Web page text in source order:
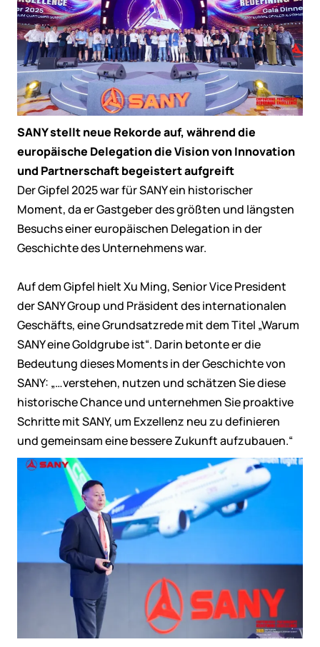
SANY stellt neue Rekorde auf, während die
europäische Delegation die Vision von Innovation
und Partnerschaft begeistert aufgreift
Der Gipfel 2025 war für SANY ein historischer
Moment, da er Gastgeber des größten und längsten
Besuchs einer europäischen Delegation in der
Geschichte des Unternehmens war.
Auf dem Gipfel hielt Xu Ming, Senior Vice President
der SANY Group und Präsident des internationalen
Geschäfts, eine Grundsatzrede mit dem Titel „Warum
SANY eine Goldgrube ist“. Darin betonte er die
Bedeutung dieses Moments in der Geschichte von
SANY: „…verstehen, nutzen und schätzen Sie diese
historische Chance und unternehmen Sie proaktive
Schritte mit SANY, um Exzellenz neu zu definieren
und gemeinsam eine bessere Zukunft aufzubauen.“